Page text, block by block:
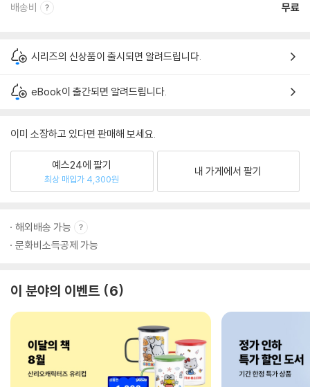
배송비 무료
시리즈의 신상품이 출시되면 알려드립니다.
eBook이 출간되면 알려드립니다.
이미 소장하고 있다면 판매해 보세요.
예스24에 팔기
최상 매입가 4,300원
내 가게에서 팔기
해외배송 가능
문화비소득공제 가능
이 분야의 이벤트 6